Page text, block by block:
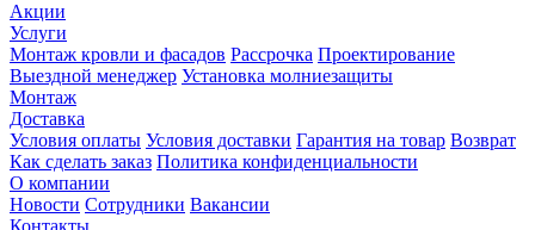
Акции
Услуги
Монтаж кровли и фасадов Рассрочка Проектирование
Выездной менеджер Установка молниезащиты
Монтаж
Доставка
Условия оплаты Условия доставки Гарантия на товар Возврат
Как сделать заказ Политика конфиденциальности
О компании
Новости Сотрудники Вакансии
Контакты